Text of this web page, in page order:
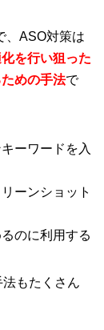
、ASO対策は
を行い狙った
めの手法で
ーワードを入
ーンショット
のに利用する
もたくさん